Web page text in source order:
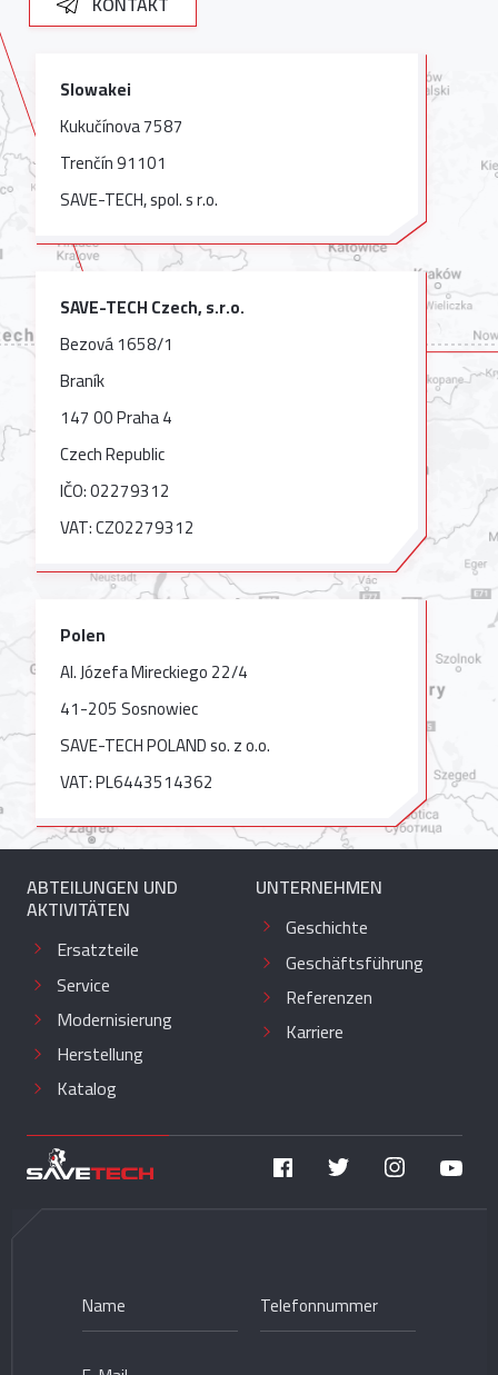
Slowakei
Kukučínova 7587
Trenčín 91101
SAVE-TECH, spol. s r.o.
SAVE-TECH Czech, s.r.o.
Bezová 1658/1
Braník
147 00 Praha 4
Czech Republic
IČO: 02279312
VAT: CZ02279312
Polen
Al. Józefa Mireckiego 22/4
41-205 Sosnowiec
SAVE-TECH POLAND so. z o.o.
VAT: PL6443514362
ABTEILUNGEN UND
AKTIVITÄTEN
Ersatzteile
Service
Modernisierung
Herstellung
Katalog
UNTERNEHMEN
Geschichte
Geschäftsführung
Referenzen
Karriere